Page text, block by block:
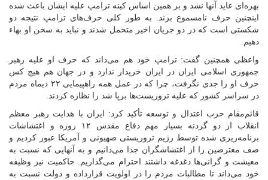
بهره‌ای عاید آنها نشد و بر همین اساس کینه ترامپ علیه ایشان باعث شده
اینچنین حرف نامسموع بزند. به طور کلی حرف‌های ترامپ نتیجه دو
شکستی است که در دو جریان اخیر متحمل شدند و نباید به سخن او بهاء
دهیم.
واعظی همچنین گفت: ترامپ خود هم می‌داند که حرف او علیه رهبر
جمهوری اسلامی ایران در ایران خریدار ندارد و در جهان هم هیچ کس
حرف او را جدی نگرفت، چرا که در عمل همه راهپیمایی ۲۲ دیماه مردم
در سراسر کشور که علیه تروریست‌ها برپا شد را نظاره کردند.
قائم‌مقام حزب اعتدال و توسعه تأکید کرد: ایران با هدایت رهبر معظم
انقلاب از دو گردنه بسیار مهم دفاع مقدس ۱۲ روزه و اغتشاشات
برنامه‌ریزی شده توسط رژیم تروریستی صهیونی و آمریکا عبور کردیم و
صف معترضین را از اغتشاشگران جدا می‌دانیم و به آنهایی که نسبت به
معیشت و گرانی‌ها دغدغه داشتند احترام می‌گذاریم. حاکمیت نیز وظیفه
خود می‌داند تا مطالبات مردم را در اولویت قرارداده و دولت نسبت به